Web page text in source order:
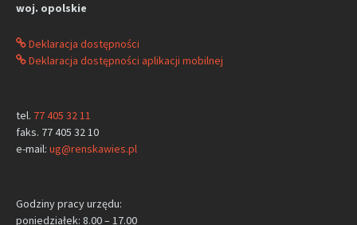
woj. opolskie
Deklaracja dostępności
Deklaracja dostępności aplikacji mobilnej
tel. 77 405 32 11
faks. 77 405 32 10
e-mail: ug@renskawies.pl
Godziny pracy urzędu:
poniedziałek: 8.00 – 17.00